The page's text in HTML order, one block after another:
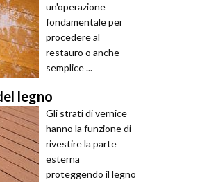
un'operazione
fondamentale per
procedere al
restauro o anche
semplice ...
legno
Gli strati di vernice
hanno la funzione di
rivestire la parte
esterna
proteggendo il legno